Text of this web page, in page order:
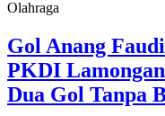
Olahraga
Gol Anang
PKDI
Dua Gol Tanpa